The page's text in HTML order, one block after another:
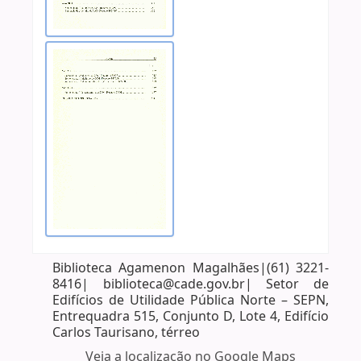
Biblioteca Agamenon Magalhães|(61) 3221-
8416| biblioteca@cade.gov.br| Setor de
Edifícios de Utilidade Pública Norte – SEPN,
Entrequadra 515, Conjunto D, Lote 4, Edifício
Carlos Taurisano, térreo
Veja a localização no Google Maps